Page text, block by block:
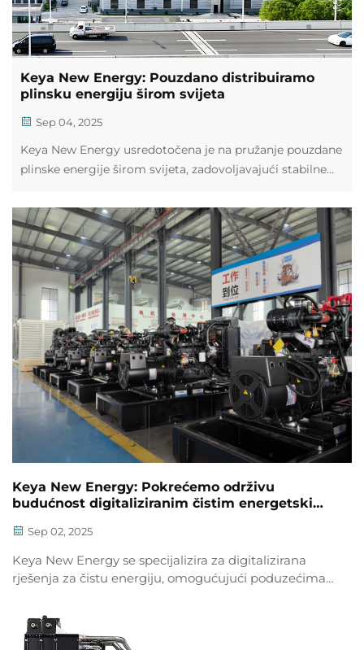
Keya New Energy: Pouzdano distribuiramo
plinsku energiju širom svijeta
Sep 04, 2025
Keya New Energy usredotočena je na pružanje pouzdane
plinske energije širom svijeta, zadovoljavajući stabilne
korisnika na globalnim tržištima.
Keya New Energy: Pokrećemo održivu
budućnost digitaliziranim čistim energetskim
Sep 02, 2025
Keya New Energy se specijalizira za digitalizirana
rješenja za čistu energiju, omogućujući poduzećima
pouzdanim, zelenim izvorima energije.